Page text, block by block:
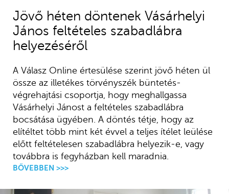
Jövő héten döntenek Vásárhelyi
János feltételes szabadlábra
helyezéséről
A Válasz Online értesülése szerint jövő héten ül
össze az illetékes törvényszék büntetés-
végrehajtási csoportja, hogy meghallgassa
Vásárhelyi Jánost a feltételes szabadlábra
bocsátása ügyében. A döntés tétje, hogy az
elítéltet több mint két évvel a teljes ítélet leülése
előtt feltételesen szabadlábra helyezik-e, vagy
továbbra is fegyházban kell maradnia.
BŐVEBBEN >>>